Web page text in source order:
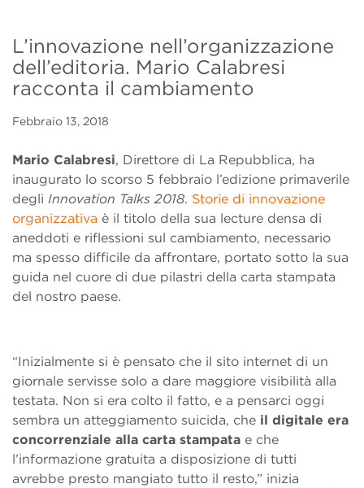
L’innovazione nell’organizzazione
dell’editoria. Mario Calabresi
racconta il cambiamento
Febbraio 13, 2018
Mario Calabresi, Direttore di La Repubblica, ha
inaugurato lo scorso 5 febbraio l’edizione primaverile
degli Innovation Talks 2018. Storie di innovazione
organizzativa è il titolo della sua lecture densa di
aneddoti e riflessioni sul cambiamento, necessario
ma spesso difficile da affrontare, portato sotto la sua
guida nel cuore di due pilastri della carta stampata
del nostro paese.
“Inizialmente si è pensato che il sito internet di un
giornale servisse solo a dare maggiore visibilità alla
testata. Non si era colto il fatto, e a pensarci oggi
sembra un atteggiamento suicida, che il digitale era
concorrenziale alla carta stampata e che
l’informazione gratuita a disposizione di tutti
avrebbe presto mangiato tutto il resto,” inizia